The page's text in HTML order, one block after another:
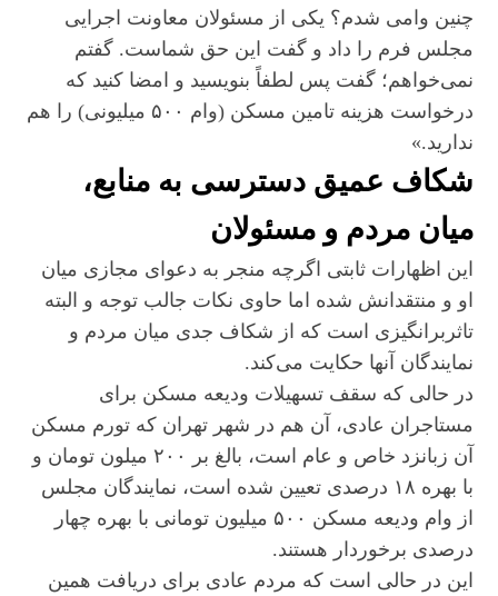
چنین وامی شدم؟ یکی از مسئولان معاونت اجرایی
مجلس فرم را داد و گفت این حق شماست. گفتم
نمی‌خواهم؛ گفت پس لطفاً بنویسید و امضا کنید که
درخواست هزینه تامین مسکن (وام ۵۰۰ میلیونی) را هم
ندارید.»
شکاف عمیق دسترسی به منابع،
میان مردم و مسئولان
این اظهارات ثابتی اگرچه منجر به دعوای مجازی میان
او و منتقدانش شده اما حاوی نکات جالب توجه و البته
تاثربرانگیزی‌ است که از شکاف جدی میان مردم و
نمایندگان آنها حکایت می‌‎کند.
در حالی که سقف تسهیلات ودیعه مسکن برای
مستاجران عادی، آن هم در شهر تهران که تورم مسکن
آن زبانزد خاص و عام است، بالغ بر ۲۰۰ میلون تومان و
با بهره ۱۸ درصدی تعیین شده است، نمایندگان مجلس
از وام ودیعه مسکن ۵۰۰ میلیون تومانی با بهره چهار
درصدی برخوردار هستند.
این در حالی است که مردم عادی برای دریافت همین